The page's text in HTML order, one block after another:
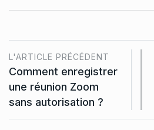
L'ARTICLE PRÉCÉDENT
Comment enregistrer
une réunion Zoom
sans autorisation ?